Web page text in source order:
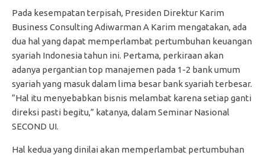
Pada kesempatan terpisah, Presiden Direktur Karim
Business Consulting Adiwarman A Karim mengatakan, ada
dua hal yang dapat memperlambat pertumbuhan keuangan
syariah Indonesia tahun ini. Pertama, perkiraan akan
adanya pergantian top manajemen pada 1-2 bank umum
syariah yang masuk dalam lima besar bank syariah terbesar.
“Hal itu menyebabkan bisnis melambat karena setiap ganti
direksi pasti begitu,” katanya, dalam Seminar Nasional
SECOND UI.
Hal kedua yang dinilai akan memperlambat pertumbuhan